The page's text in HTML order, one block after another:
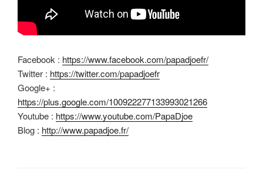
Facebook : https://www.facebook.com/papadjoefr/
Twitter : https://twitter.com/papadjoefr
Google+ :
https://plus.google.com/100922277133993021266
Youtube : https://www.youtube.com/PapaDjoe
Blog : http://www.papadjoe.fr/